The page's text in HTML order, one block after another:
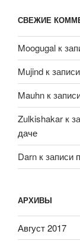
СВЕЖИЕ
Moogugal к
Mujind к записи
Mauhn к
Zulkishakar к
даче
Darn к записи
АРХИВЫ
Август 2017